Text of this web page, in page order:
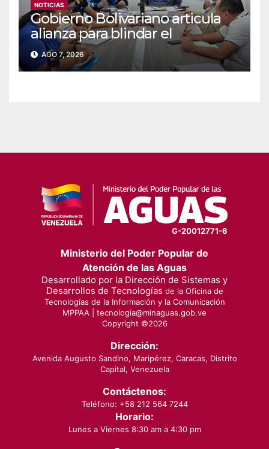
NOTICIAS
Gobierno Bolivariano articula
alianza para blindar el
suministro de agua y
electricidad en Falcón
AGO 7, 2026
G-20012771-6
Ministerio del Poder Popular de
Atención de las Aguas
Desarrollado por la Dirección de Sistemas y
Desarrollos de Tecnologías de la Oficina de
Tecnologías de la Información y la Comunicación
MPPAA | tecnologia@minaguas.gob.ve
Copyright ©2026
Dirección:
Avenida Augusto Sandino, Maripérez, Caracas, Distrito
Capital, Venezuela
Contáctenos:
Teléfono: +58 212 564 7244
Horario:
Lunes a Viernes 8:30 am a 4:30 pm